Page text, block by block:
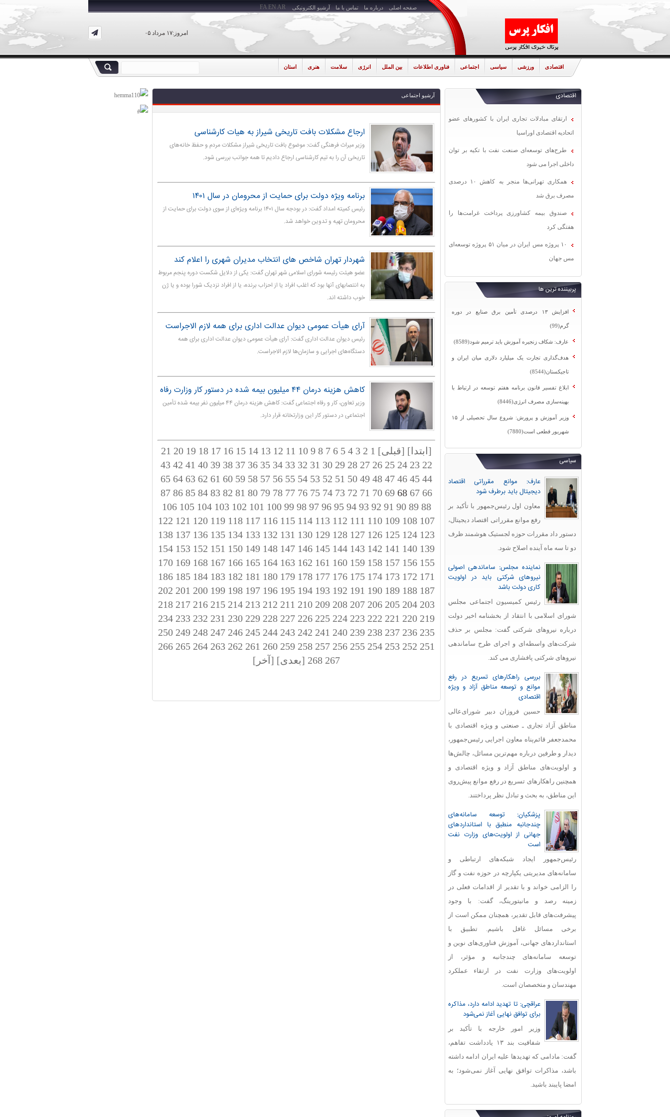
صفحه اصلی درباره ما تماس با ما آرشیو الکترونیکی
امروز:۱۷ مرداد ۰۵
FA EN AR
اقتصادی ورزشی سیاسی اجتماعی فناوری اطلاعات بین الملل انرژی سلامت هنری استان
اقتصادی
ارتقای مبادلات تجاری ایران با کشورهای عضو
اتحادیه اقتصادی اوراسیا
طرح‌های توسعه‌ای صنعت نفت با تکیه بر توان
داخلی اجرا می شود
همکاری تهرانی‌ها منجر به کاهش ۱۰ درصدی
مصرف برق شد
صندوق بیمه کشاورزی پرداخت غرامت‌ها را
هفتگی کرد
۱۰ پروژه مس ایران در میان ۵۱ پروژه توسعه‌ای
مس جهان
پربیننده ترین ها
افزایش ۱۳ درصدی تأمین برق صنایع در دوره
گرم(99)
عارف: شکاف زنجیره آموزش باید ترمیم شود(8589)
هدف‌گذاری تجارت یک میلیارد دلاری میان ایران و
تاجیکستان(8544)
ابلاغ تفسیر قانون برنامه هفتم توسعه در ارتباط با
بهینه‌سازی مصرف انرژی(8446)
وزیر آموزش و پرورش: شروع سال تحصیلی از ۱۵
شهریور قطعی است(7880)
سیاسی
عارف: موانع مقرراتی اقتصاد
دیجیتال باید برطرف شود
معاون اول رئیس‌جمهور با تأکید بر
رفع موانع مقرراتی اقتصاد دیجیتال،
دستور داد مقررات حوزه لجستیک هوشمند ظرف
دو تا سه ماه آینده اصلاح شود.
نماینده مجلس: ساماندهی اصولی
نیروهای شرکتی باید در اولویت
کاری دولت باشد
رئیس کمیسیون اجتماعی مجلس
شورای اسلامی با انتقاد از بخشنامه اخیر دولت
درباره نیروهای شرکتی گفت: مجلس بر حذف
شرکت‌های واسطه‌ای و اجرای طرح ساماندهی
نیروهای شرکتی پافشاری می کند.
بررسی راهکارهای تسریع در رفع
موانع و توسعه مناطق آزاد و ویژه
اقتصادی
حسین فروزان دبیر شورای‌عالی
مناطق آزاد تجاری ـ صنعتی و ویژه اقتصادی با
محمدجعفر قائم‌پناه معاون اجرایی رئیس‌جمهور،
دیدار و طرفین درباره مهم‌ترین مسائل، چالش‌ها
و اولویت‌های مناطق آزاد و ویژه اقتصادی و
همچنین راهکارهای تسریع در رفع موانع پیش‌روی
این مناطق، به بحث و تبادل نظر پرداختند.
پزشکیان: توسعه سامانه‌های
چندجانبه منطبق با استانداردهای
جهانی از اولویت‌های وزارت نفت
است
رئیس‌جمهور ایجاد شبکه‌های ارتباطی و
سامانه‌های مدیریتی یکپارچه در حوزه نفت و گاز
را الزامی خواند و با تقدیر از اقدامات فعلی در
زمینه رصد و مانیتورینگ، گفت: با وجود
پیشرفت‌های قابل‌ تقدیر، همچنان ممکن است از
برخی مسائل غافل باشیم. تطبیق با
استانداردهای جهانی، آموزش فناوری‌های نوین و
توسعه سامانه‌های چندجانبه و مؤثر، از
اولویت‌های وزارت نفت در ارتقاء عملکرد
مهندسان و متخصصان است.
عراقچی: تا تهدید ادامه دارد، مذاکره
برای توافق نهایی آغاز نمی‌شود
وزیر امور خارجه با تأکید بر
شفافیت بند ۱۳ یادداشت تفاهم،
گفت: مادامی که تهدیدها علیه ایران ادامه داشته
باشد، مذاکرات توافق نهایی آغاز نمی‌شود؛ به
امضا پایبند باشید.
آرشیو اجتماعی
ارجاع مشکلات بافت تاریخی شیراز به هیات کارشناسی
وزیر میراث فرهنگی گفت: موضوع بافت تاریخی شیراز مشکلات مردم و حفظ خانه‌های
تاریخی آن را به تیم کارشناسی ارجاع دادیم تا همه جوانب بررسی شود.
برنامه ویژه دولت برای حمایت از محرومان در سال ۱۴۰۱
رئیس کمیته امداد گفت: در بودجه سال ۱۴۰۱ برنامه ویژه‌ای از سوی دولت برای حمایت از
محرومان تهیه و تدوین خواهد شد.
شهردار تهران شاخص های انتخاب مدیران شهری را اعلام کند
عضو هیئت رئیسه شورای اسلامی شهر تهران گفت: یکی از دلایل شکست دوره پنجم مربوط
به انتصابهای آنها بود که اغلب افراد یا از احزاب برنده، یا از افراد نزدیک شورا بوده و یا ژن
خوب داشته اند.
آرای هیأت عمومی دیوان عدالت اداری برای همه لازم الاجراست
رئیس دیوان عدالت اداری گفت: آرای هیأت عمومی دیوان عدالت اداری برای همه
دستگاه‌های اجرایی و سازمان‌ها لازم الاجراست.
کاهش هزینه درمان ۴۴ میلیون بیمه شده در دستور کار وزارت رفاه
وزیر تعاون، کار و رفاه اجتماعی گفت: کاهش هزینه درمان ۴۴ میلیون نفر بیمه شده تأمین
اجتماعی در دستور کار این وزارتخانه قرار دارد.
[ابتدا] [قبلی] 1
2
3
4
5
6
7
8
9
10
11
12
13
14
15
16
17
18
19
20
21
22
23
24
25
26
27
28
29
30
31
32
33
34
35
36
37
38
39
40
41
42
43
44
45
46
47
48
49
50
51
52
53
54
55
56
57
58
59
60
61
62
63
64
65
66
67
69
70
71
72
73
74
75
76
77
78
79
80
81
82
83
84
85
86
87
88
89
90
91
92
93
94
95
96
97
98
99
100
101
102
103
104
105
106
107
108
109
110
111
112
113
114
115
116
117
118
119
120
121
122
123
124
125
126
127
128
129
130
131
132
133
134
135
136
137
138
139
140
141
142
143
144
145
146
147
148
149
150
151
152
153
154
155
156
157
158
159
160
161
162
163
164
165
166
167
168
169
170
171
172
173
174
175
176
177
178
179
180
181
182
183
184
185
186
187
188
189
190
191
192
193
194
195
196
197
198
199
200
201
202
203
204
205
206
207
208
209
210
211
212
213
214
215
216
217
218
219
220
221
222
223
224
225
226
227
228
229
230
231
232
233
234
235
236
237
238
239
240
241
242
243
244
245
246
247
248
249
250
251
252
253
254
255
256
257
258
259
260
261
262
263
264
265
266
267
268 [بعدی] [آخر]